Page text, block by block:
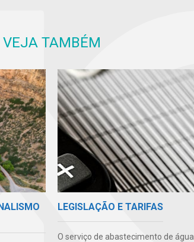
VEJA TAMBÉM
LEGISLAÇÃO E TARIFAS
O serviço de abastecimento de água